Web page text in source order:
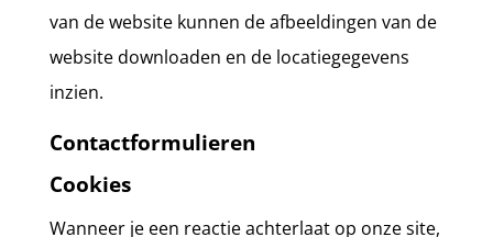
van de website kunnen de afbeeldingen van de
website downloaden en de locatiegegevens
inzien.
Contactformulieren
Cookies
Wanneer je een reactie achterlaat op onze site,